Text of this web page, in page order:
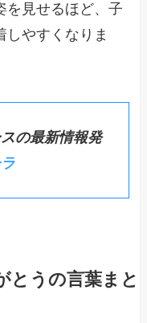
を見せるほど、子
しやすくなりま
の最新情報発
とうの言葉まと